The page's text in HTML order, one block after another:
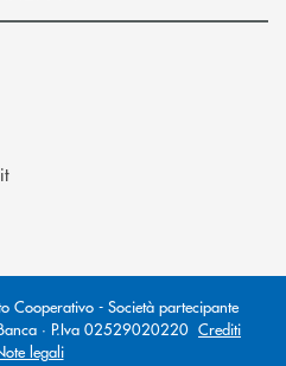
apre l’app di posta elettronica)
(si apre l’app di posta elettronica)
Cooperativo - Società partecipante
· P.Iva 02529020220 Crediti
legali